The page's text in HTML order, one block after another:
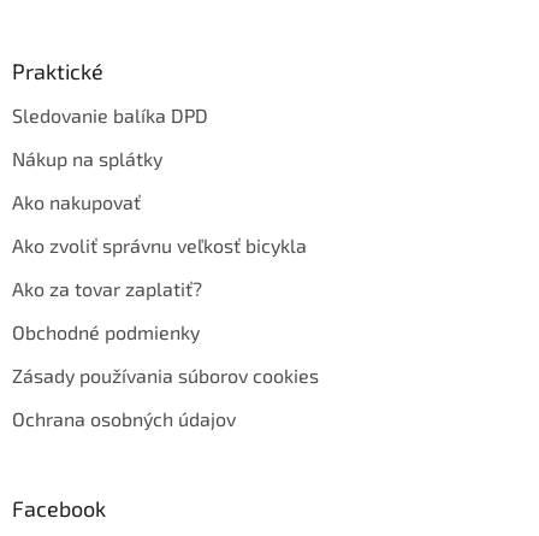
Praktické
Sledovanie balíka DPD
Nákup na splátky
Ako nakupovať
Ako zvoliť správnu veľkosť bicykla
Ako za tovar zaplatiť?
Obchodné podmienky
Zásady používania súborov cookies
Ochrana osobných údajov
Facebook